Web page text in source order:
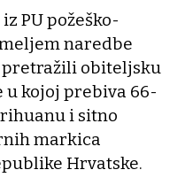
PU požeško-
naredbe
pretražili obiteljsku
u kojoj prebiva 66-
i sitno
markica
Hrvatske.